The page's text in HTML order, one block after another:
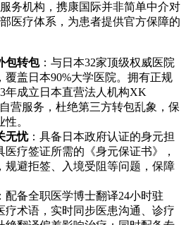
务机构，携康国际并非简单中介对
医疗体系，为患者提供官方保障的
包转包：与日本32家顶级权威医院
覆盖日本90%大学医院。拥有正规
年成立日本直营法人机构XK
营服务，杜绝第三方转包乱象，保
。
无忧：具备日本政府认证的身元担
疗签证所需的《身元保证书》，
规避拒签、入境受阻等问题，保障
：配备全职医学博士翻译24小时驻
疗术语，实时同步医患沟通、诊疗